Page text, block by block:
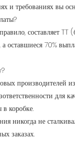
и требованиях вы
составляет TT
оставшиеся 70%
производителей
для
коробке.
никогда не
заказах.